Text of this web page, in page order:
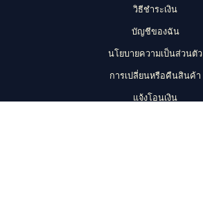
วิธีชำระเงิน
บัญชีของฉัน
นโยบายความเป็นส่วนตัว
การเปลี่ยนหรือคืนสินค้า
แจ้งโอนเงิน